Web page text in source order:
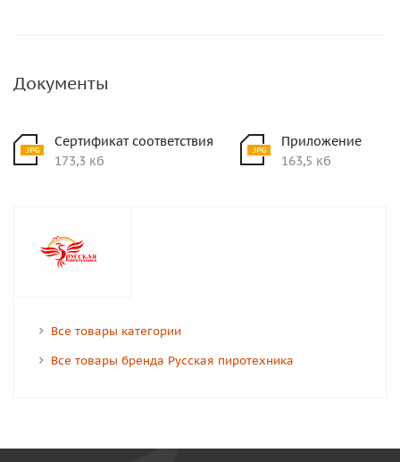
Документы
Сертификат соответствия
173,3 кб
Приложение
163,5 кб
Все товары категории
Все товары бренда Русская пиротехника